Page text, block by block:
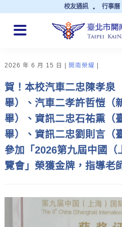
校友通訊 行事曆
QUICK LINKS
2026 年 6 月 15 日 開南榮耀
賀！本校汽車二忠陳孝泉
畢）、汽車二孝許哲愷（
畢）、資訊二忠石祐熏（
畢）、資訊二忠劉則言（
參加「2026第九屆中國（
覽會」榮獲金牌，指導老